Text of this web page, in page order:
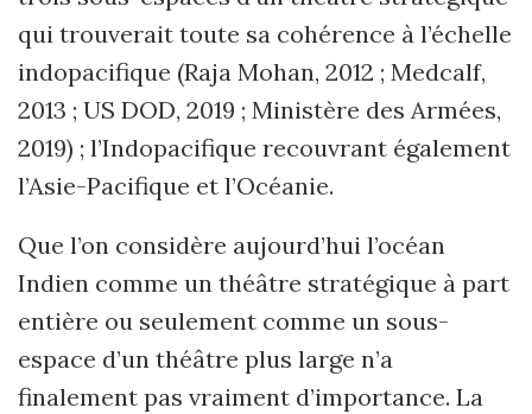
qui trouverait toute sa cohérence à l’échelle
indopacifique (Raja Mohan, 2012 ; Medcalf,
2013 ; US DOD, 2019 ; Ministère des Armées,
2019) ; l’Indopacifique recouvrant également
l’Asie-Pacifique et l’Océanie.
Que l’on considère aujourd’hui l’océan
Indien comme un théâtre stratégique à part
entière ou seulement comme un sous-
espace d’un théâtre plus large n’a
finalement pas vraiment d’importance. La